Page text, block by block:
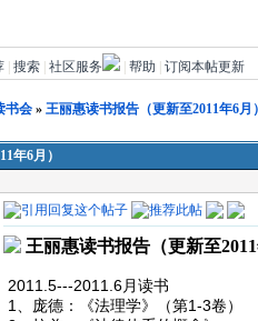
| 搜索| 社区服务 | 帮助 订阅本帖更新
书会» 王丽惠读书报告（更新至2011年6月
年6月）
王丽惠读书报告（更新至
2011.5---2011.6月读书
1、庞德：《法理学》（第1-3卷）